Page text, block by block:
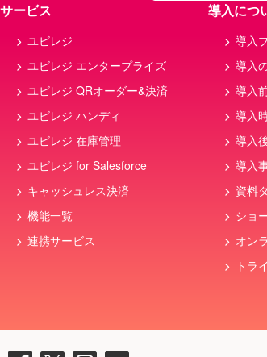
サービス
ユビレジ
ユビレジ エンタープライズ
ユビレジ QRオーダー&決済
ユビレジ ハンディ
ユビレジ 在庫管理
ユビレジ for Salesforce
キャッシュレス決済
機能一覧
連携サービス
導入につ
導入
導入
導入
導入
導入
導入
資料
ショ
オン
トラ